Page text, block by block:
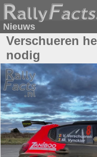
Nieuws
Verschueren
nodig